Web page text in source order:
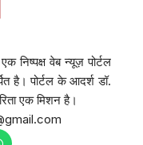
निष्पक्ष वेब न्यूज़ पोर्टल
है। पोर्टल के आदर्श डॉ.
एक मिशन है।